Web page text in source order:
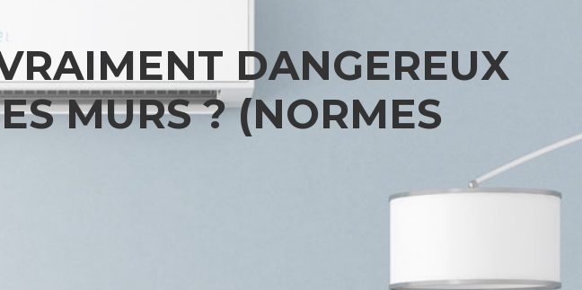
DANGEREUX
MURS ? (NORMES